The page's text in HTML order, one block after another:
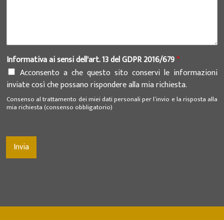
Informativa ai sensi dell'art. 13 del GDPR 2016/679*
Acconsento a che questo sito conservi le informazioni
inviate così che possano rispondere alla mia richiesta.
Consenso al trattamento dei miei dati personali per l’invio e la risposta alla
mia richiesta (consenso obbligatorio)
Invia